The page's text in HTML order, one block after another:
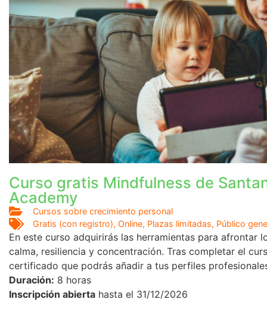
Curso gratis Mindfulness de
Academy
Cursos sobre crecimiento personal
Gratis (con registro), Online, Plazas limitadas, Público
En este curso adquirirás las herramientas para afrontar
calma, resiliencia y concentración. Tras completar el
certificado que podrás añadir a tus perfiles
Duración: 8 horas
Inscripción abierta hasta el 31/12/2026